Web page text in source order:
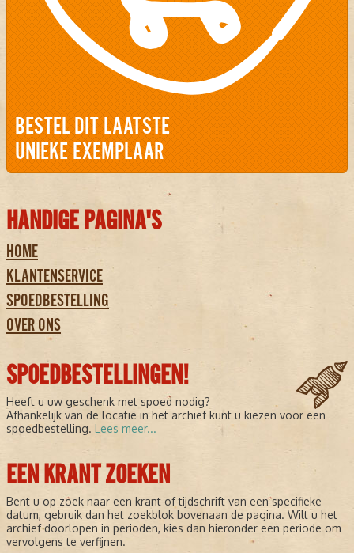
BESTEL DIT LAATSTE
UNIEKE EXEMPLAAR
HANDIGE PAGINA'S
HOME
KLANTENSERVICE
SPOEDBESTELLING
OVER ONS
SPOEDBESTELLINGEN!
Heeft u uw geschenk met spoed nodig?
Afhankelijk van de locatie in het archief kunt u kiezen voor een
spoedbestelling. Lees meer...
EEN KRANT ZOEKEN
Bent u op zoek naar een krant of tijdschrift van een specifieke
datum, gebruik dan het zoekblok bovenaan de pagina. Wilt u het
archief doorlopen in perioden, kies dan hieronder een periode om
vervolgens te verfijnen.